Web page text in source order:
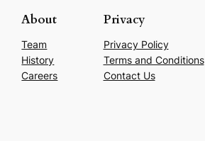
About
Team
History
Careers
Privacy
Privacy Policy
Terms and Conditions
Contact Us